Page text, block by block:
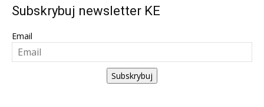
Subskrybuj newsletter KE
Email
Subskrybuj